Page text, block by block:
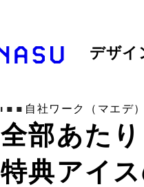
デザイ
全部あた
特典アイ
自社ワーク（マエデ）